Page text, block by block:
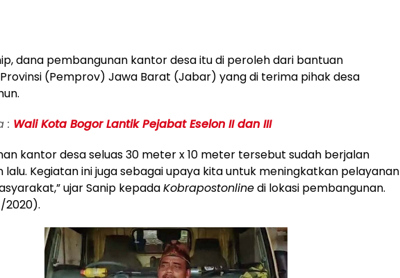
dana pembangunan kantor desa itu di peroleh dari bantuan
(Pemprov) Jawa Barat (Jabar) yang di terima pihak desa
: Wali Kota Bogor Lantik Pejabat Eselon II dan III
kantor desa seluas 30 meter x 10 meter tersebut sudah berjalan
lalu. Kegiatan ini juga sebagai upaya kita untuk meningkatkan pelayanan
ujar Sanip kepadaKobrapostonlinedi lokasi pembangunan.
2020).